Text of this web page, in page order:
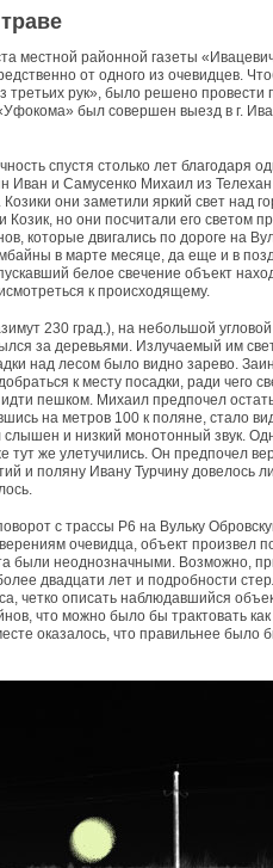
местной районной газеты
от одного из очевидцев.
рук», было решено провести
был совершен выезд в г.
спустя столько лет благодаря
Иван и Самусенко Михаил из
они заметили яркий свет над
но они посчитали его светом
которые двигались по дороге на
в марте месяце, да еще и в
белое свечение объект
к происходящему.
230 град.), на небольшой
за деревьями. Излучаемый им
над лесом было видно зарево.
к месту посадки, ради чего
идти пешком. Михаил предпочел
на метров 100 к поляне, стало
и низкий монотонный звук.
тут же улетучились. Он предпочел
и поляну Ивану Турчину довелось
с трассы Р6 на Вульку
очевидца, объект произвел
были неоднозначными. Возможно,
двадцати лет и подробности
четко описать наблюдавшийся
что можно было бы трактовать
оказалось, что правильнее было